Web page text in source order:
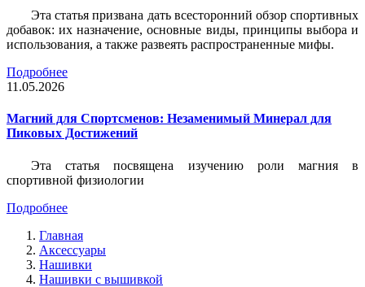
Эта статья призвана дать всесторонний обзор спортивных
добавок: их назначение, основные виды, принципы выбора и
использования, а также развеять распространенные мифы.
Подробнее
11.05.2026
Магний для Спортсменов: Незаменимый Минерал для
Пиковых Достижений
Эта статья посвящена изучению роли магния в
спортивной физиологии
Подробнее
Главная
Аксессуары
Нашивки
Нашивки с вышивкой